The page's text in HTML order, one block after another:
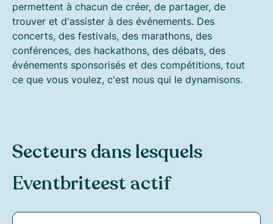
permettent à chacun de créer, de partager, de
trouver et d'assister à des événements. Des
concerts, des festivals, des marathons, des
conférences, des hackathons, des débats, des
événements sponsorisés et des compétitions, tout
ce que vous voulez, c'est nous qui le dynamisons.
Secteurs dans lesquels
Eventbriteest actif